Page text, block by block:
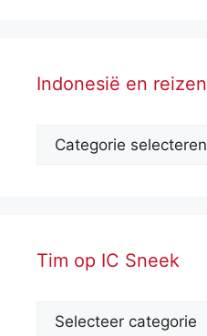
Indonesië en reizen
Tim op IC Sneek